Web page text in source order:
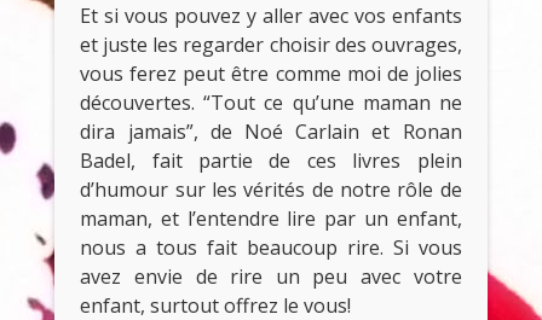
Et si vous pouvez y aller avec vos enfants
et juste les regarder choisir des ouvrages,
vous ferez peut être comme moi de jolies
découvertes. “Tout ce qu’une maman ne
dira jamais”, de Noé Carlain et Ronan
Badel, fait partie de ces livres plein
d’humour sur les vérités de notre rôle de
maman, et l’entendre lire par un enfant,
nous a tous fait beaucoup rire. Si vous
avez envie de rire un peu avec votre
enfant, surtout offrez le vous!